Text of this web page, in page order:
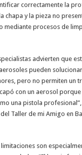
correctamente la
chapa y la pieza no
mediante procesos de
advierten que
pueden
pero no permiten un
con un aerosol
una pistola profesional”,
Taller de mi Amigo en
limitaciones son